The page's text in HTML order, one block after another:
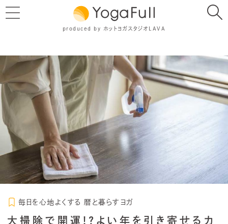
produced by ホットヨガスタジオLAVA
毎日を心地よくする 暦と暮らすヨガ
大掃除で開運!?よい年を引き寄せるカ